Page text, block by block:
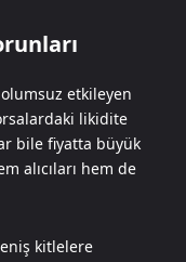
etkileyen
likidite
bile fiyatta büyük
alıcıları hem de
kitlelere